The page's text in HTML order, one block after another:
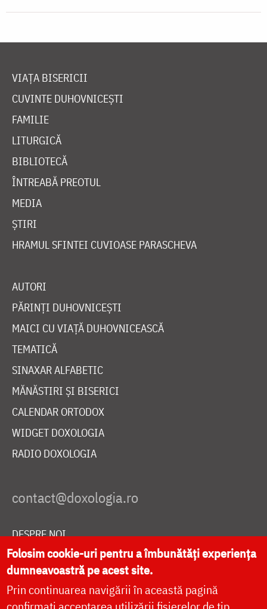
VIAȚA BISERICII
CUVINTE DUHOVNICEȘTI
FAMILIE
LITURGICĂ
BIBLIOTECĂ
ÎNTREABĂ PREOTUL
MEDIA
ȘTIRI
HRAMUL SFINTEI CUVIOASE PARASCHEVA
AUTORI
PĂRINȚI DUHOVNICEȘTI
MAICI CU VIAȚĂ DUHOVNICEASCĂ
TEMATICĂ
SINAXAR ALFABETIC
MĂNĂSTIRI ȘI BISERICI
CALENDAR ORTODOX
WIDGET DOXOLOGIA
RADIO DOXOLOGIA
DESPRE NOI
POLITICA DE COOKIES
DONEAZĂ ONLINE PENTRU CATEDRALA NAȚIONALĂ
Folosim cookie-uri pentru a îmbunătăți experiența
dumneavoastră pe acest site.
Prin continuarea navigării în această pagină